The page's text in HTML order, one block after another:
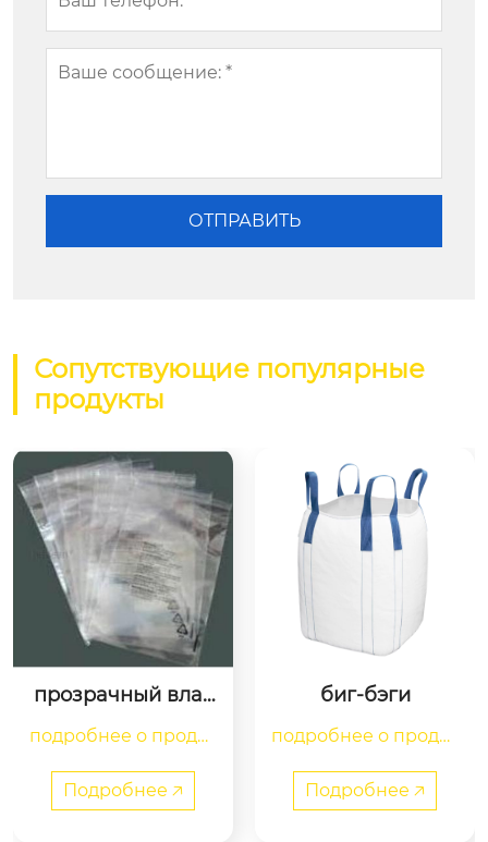
Сопутствующие популярные
продукты
прозрачный влаг
и проницаемый п
асса устойчивая к
проколу
подробнее о продук
Подробнее 🡥
биг-бэги
подробнее о продук
Подробнее 🡥